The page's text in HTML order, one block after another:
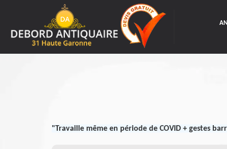
"Travaille même en période de COVID + gestes